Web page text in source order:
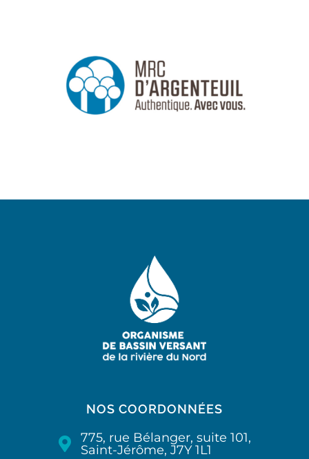
NOS COORDONNÉES
775, rue Bélanger, suite 101,
Saint-Jérôme, J7Y 1L1